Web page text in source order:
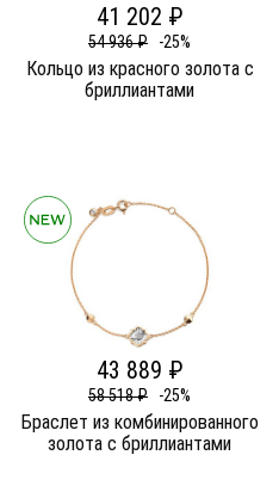
41 202 ₽
54 936 ₽ -25%
Кольцо из красного золота c
бриллиантами
43 889 ₽
58 518 ₽ -25%
Браслет из комбинированного
золота c бриллиантами